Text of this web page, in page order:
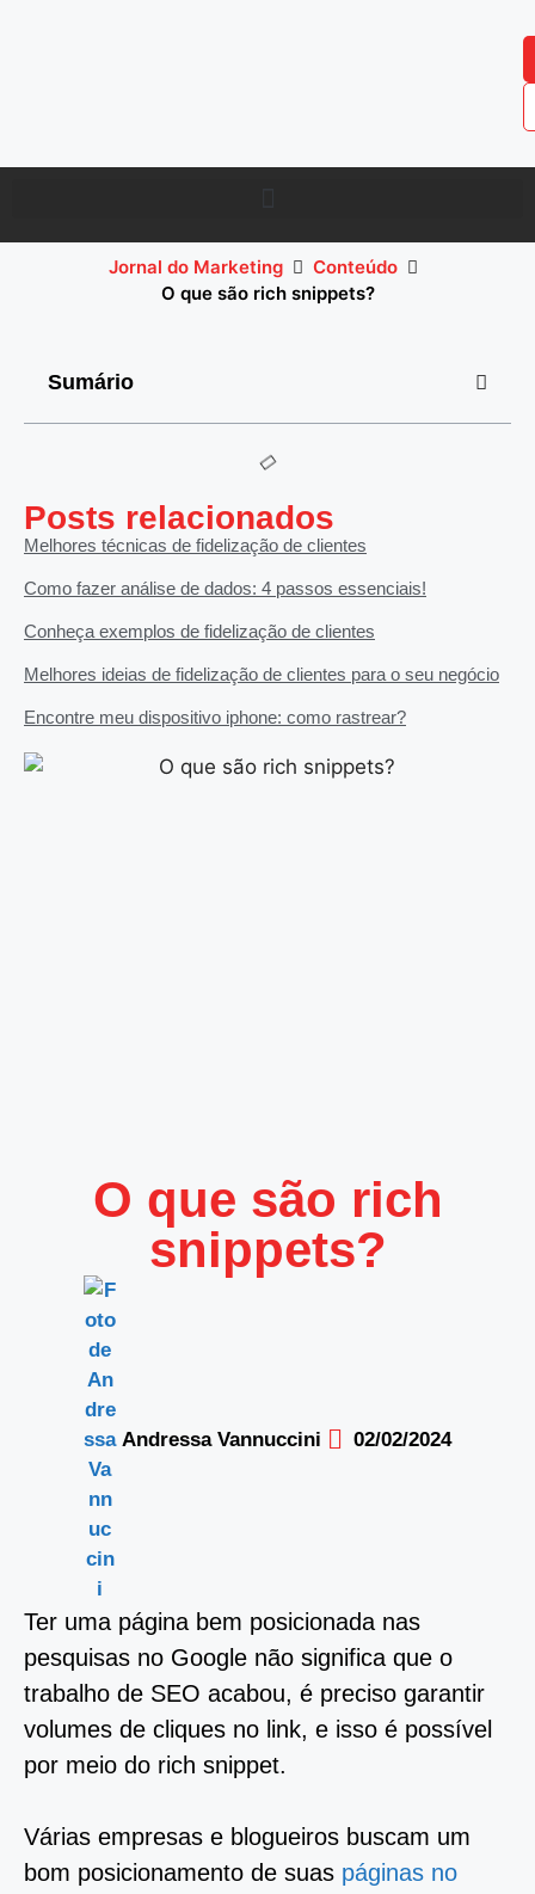
Jornal do Marketing
Conteúdo
O que são rich snippets?
Sumário
Posts relacionados
Melhores técnicas de fidelização de clientes
Como fazer análise de dados: 4 passos essenciais!
Conheça exemplos de fidelização de clientes
Melhores ideias de fidelização de clientes para o seu negócio
Encontre meu dispositivo iphone: como rastrear?
O que são rich
snippets?
Andressa Vannuccini 02/02/2024
Ter uma página bem posicionada nas
pesquisas no Google não significa que o
trabalho de SEO acabou, é preciso garantir
volumes de cliques no link, e isso é possível
por meio do rich snippet.
Várias empresas e blogueiros buscam um
bom posicionamento de suas páginas no